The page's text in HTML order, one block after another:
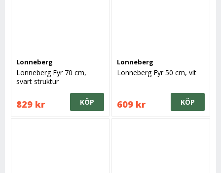
Lonneberg
Lonneberg Fyr 70 cm,
svart struktur
829 kr KÖP
Lonneberg
Lonneberg Fyr 50 cm, vit
609 kr KÖP